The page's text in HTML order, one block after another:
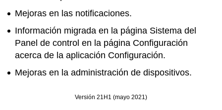
Mejoras en las notificaciones.
Información migrada en la página Sistema del
Panel de control en la página Configuración
acerca de la aplicación Configuración.
Mejoras en la administración de dispositivos.
Versión 21H1 (mayo 2021)